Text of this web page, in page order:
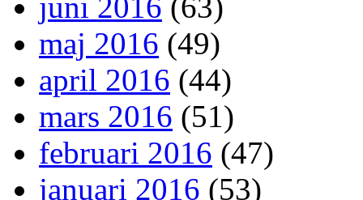
maj 2016 (49)
april 2016 (44)
mars 2016 (51)
februari 2016 (47)
januari 2016 (53)